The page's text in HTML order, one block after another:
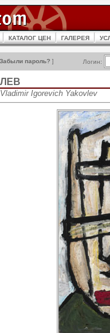
КАТАЛОГ ЦЕН ГАЛЕРЕЯ
Забыли пароль? ] Логин:
Igorevich Yakovlev